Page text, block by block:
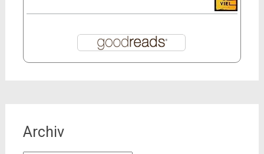
Archiv